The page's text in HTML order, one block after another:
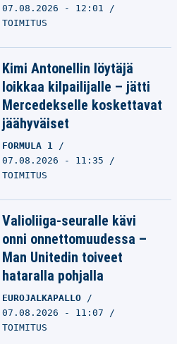
07.08.2026 - 12:01
TOIMITUS
Kimi Antonellin löytäjä
loikkaa kilpailijalle – jätti
Mercedekselle koskettavat
jäähyväiset
FORMULA 1
07.08.2026 - 11:35
TOIMITUS
Valioliiga-seuralle kävi
onni onnettomuudessa –
Man Unitedin toiveet
hataralla pohjalla
EUROJALKAPALLO
07.08.2026 - 11:07
TOIMITUS